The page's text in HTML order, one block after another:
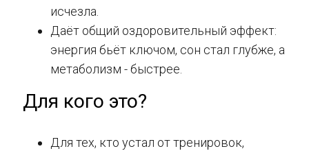
исчезла.
Даёт общий оздоровительный эффект:
энергия бьёт ключом, сон стал глубже, а
метаболизм - быстрее.
Для кого это?
Для тех, кто устал от тренировок,